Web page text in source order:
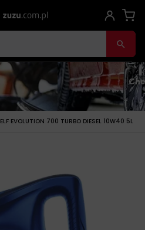
ELF EVOLUTION 700 TURBO DIESEL 10W40 5L